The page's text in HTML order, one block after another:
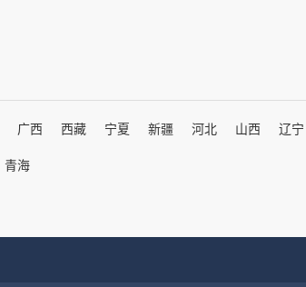
广西 西藏 宁夏 新疆 河北 山西 辽宁
青海